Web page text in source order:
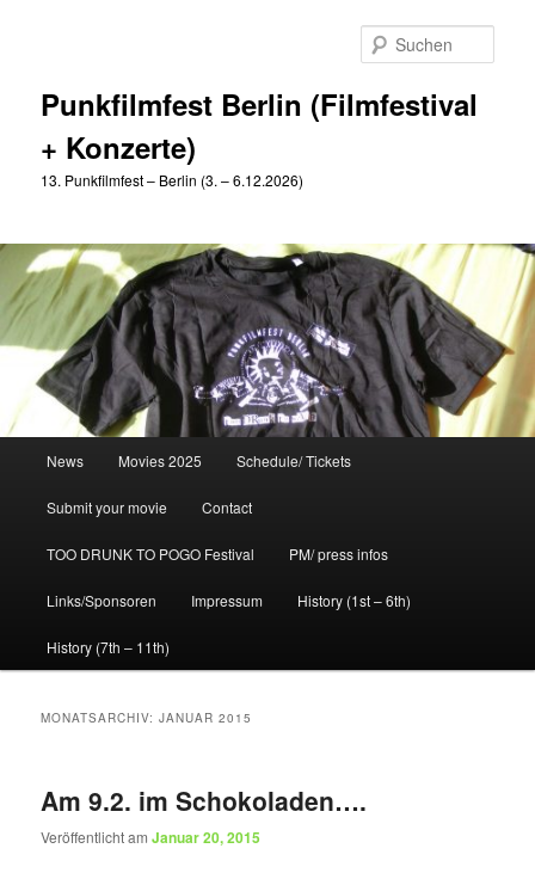
Punkfilmfest Berlin (Filmfestival
+ Konzerte)
13. Punkfilmfest – Berlin (3. – 6.12.2026)
News Movies 2025 Schedule/ Tickets
Submit your movie Contact
TOO DRUNK TO POGO Festival PM/ press infos
Links/Sponsoren Impressum History (1st – 6th)
History (7th – 11th)
MONATSARCHIV:JANUAR 2015
Am 9.2. im Schokoladen….
Veröffentlicht amJanuar 20, 2015